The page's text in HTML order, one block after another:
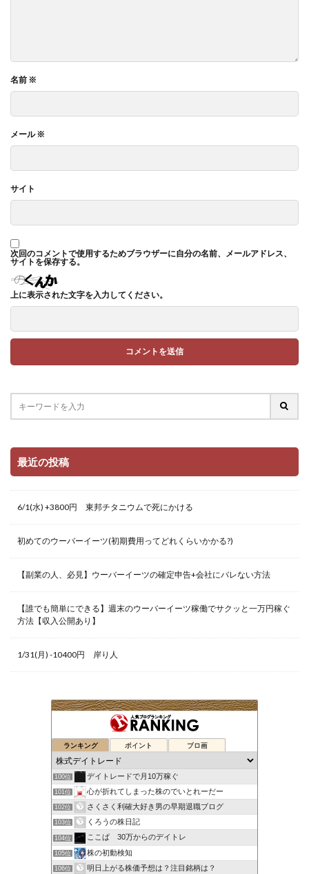
名前 ※
メール※
サイト
次回のコメントで使用するためブラウザーに自分の名前、メールアドレス、
サイトを保存する。
上に表示された文字を入力してください。
最近の投稿
6/1(水) +3800円 東邦チタニウムで死にかける
初めてのウーバーイーツ(初期費用ってどれくらいかかる?)
【副業の人、必見】ウーバーイーツの確定申告+会社にバレない方法
【誰でも簡単にできる】週末のウーバーイーツ稼働でサクッと一万円稼ぐ
方法【収入公開あり】
1/31(月) -10400円 岸り人
ランキング ポイント ブロ画
100位 デイトレードで月10万稼ぐ
101位 心が折れてしまった株のでいとれーだー
102位 さくさく利確大好き男の早期退職ブログ
103位 くろうの株日記
104位 ここぱ 30万からのデイトレ
105位 株の初動検知
106位 明日上がる株価予想は？注目銘柄は？